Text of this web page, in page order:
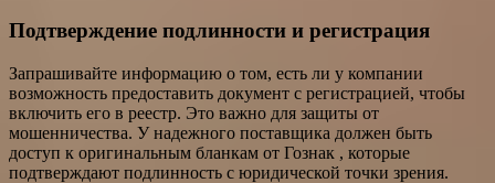
Подтверждение подлинности и регистрация
Запрашивайте информацию о том, есть ли у компании
возможность предоставить документ с регистрацией, чтобы
включить его в реестр. Это важно для защиты от
мошенничества. У надежного поставщика должен быть
доступ к оригинальным бланкам от Гознак , которые
подтверждают подлинность с юридической точки зрения.